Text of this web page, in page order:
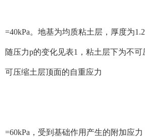
=40kPa。地基为均质粘土层，厚度为
随压力p的变化见表1，粘土层下为不
可压缩土层顶面的自重应力
=60kPa，受到基础作用产生的附加应力